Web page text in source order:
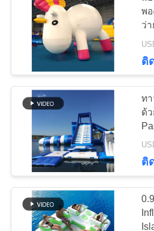
ราคา
แผนผัง
เว็บไซต์
PRIVACY
POLICY
Inflatable
Boat
Inflatable
พ
ว่
ติ
ทา
ด้
ติ